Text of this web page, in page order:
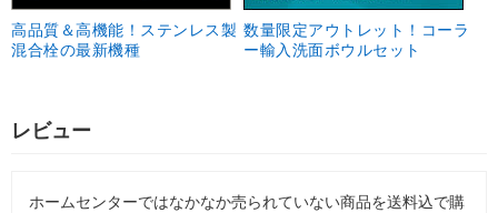
高品質＆高機能！ステンレス製
混合栓の最新機種
数量限定アウトレット！コーラ
ー輸入洗面ボウルセット
レビュー
ホームセンターではなかなか売られていない商品を送料込で購